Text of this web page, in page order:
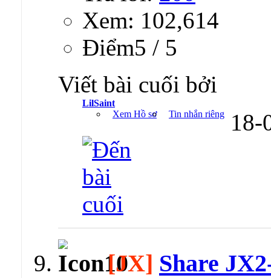
Xem: 102,614
Ðiểm5 / 5
Viết bài cuối bởi
LilSaint
Xem Hồ sơ
Tin nhắn riêng
[JX] Share